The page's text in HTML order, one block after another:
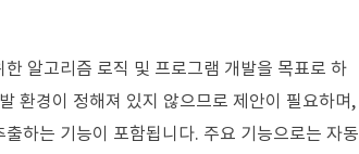
알고리즘 로직 및 프로그램 개발을 목표로 하
환경이 정해져 있지 않으므로 제안이 필요하며,
하는 기능이 포함됩니다. 주요 기능으로는 자동